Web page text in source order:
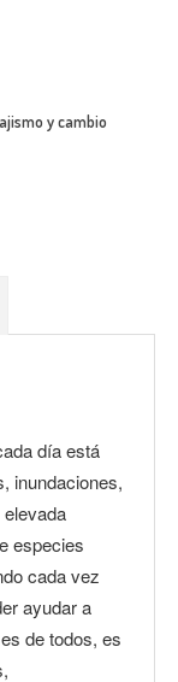
y cambio
día está
inundaciones,
especies
cada vez
ayudar a
de todos, es